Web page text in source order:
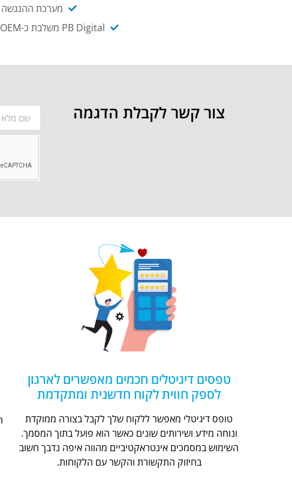
מערכת ההנגשה NAGIX, המבוססת על PB Digital, מאפשרת להנגיש מסמכים ארגוניים באופן אוטומטי ויעיל.
PB Digital משלבת כ-OEM את פתרון אינטגרציית ה-API של חברת WSO2 - המאפשר לחבר בקלות בין מערכות ארגוניות
צור קשר לקבלת הדגמה
טפסים דיגיטלים חכמים מאפשרים לארגון
לספק חווית לקוח חדשנית ומתקדמת
טופס דיגיטלי מאפשר ללקוח שלך לקבל בצורה ממוקדת
ונוחה מידע ושירותים שונים כאשר הוא פועל בתוך המסמך.
השימוש במסמכים אינטראקטיביים מהווה איפה נדבך חשוב
בחיזוק התקשורת והקשר עם הלקוחות.